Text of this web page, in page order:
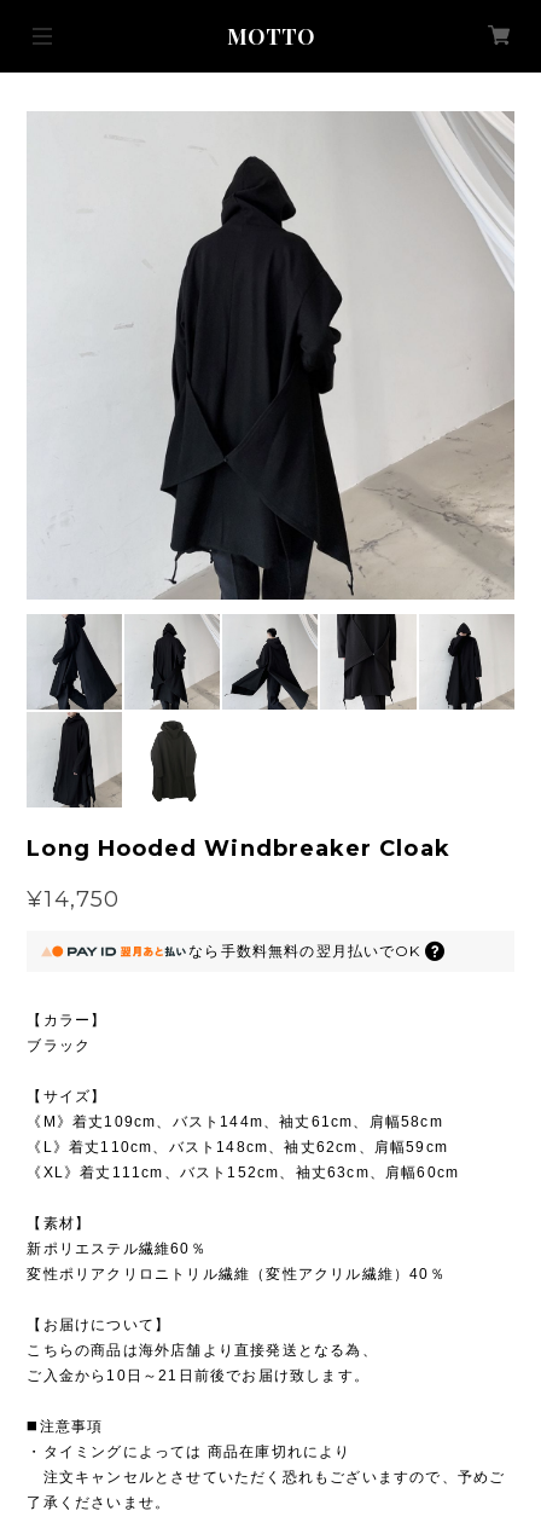
MOTTO
Long Hooded Windbreaker Cloak
¥14,750
なら 手数料無料の翌月払いでOK
【カラー】
ブラック
【サイズ】
《M》着丈109cm、バスト144m、袖丈61cm、肩幅58cm
《L》着丈110cm、バスト148cm、袖丈62cm、肩幅59cm
《XL》着丈111cm、バスト152cm、袖丈63cm、肩幅60cm
【素材】
新ポリエステル繊維60％
変性ポリアクリロニトリル繊維（変性アクリル繊維）40％
【お届けについて】
こちらの商品は海外店舗より直接発送となる為、
ご入金から10日～21日前後でお届け致します。
◼️注意事項
・タイミングによっては 商品在庫切れにより
注文キャンセルとさせていただく恐れもございますので、予めご
了承くださいませ。